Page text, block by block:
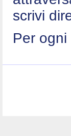
scrivi
Per